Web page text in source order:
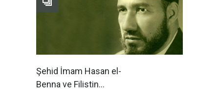
Şehid İmam Hasan el-
Benna ve Filistin